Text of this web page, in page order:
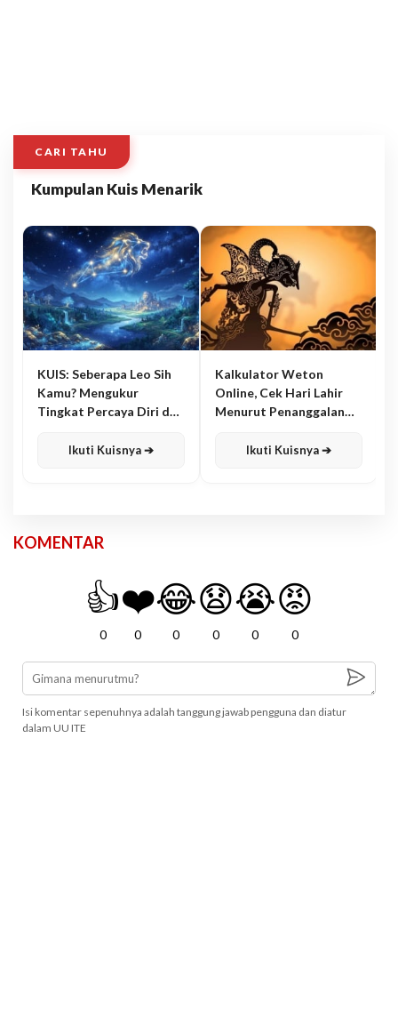
CARI TAHU
Kumpulan Kuis Menarik
KUIS: Seberapa Leo Sih
Kamu? Mengukur
Tingkat Percaya Diri dan
Ikuti Kuisnya ➔
Kalkulator Weton
Online, Cek Hari Lahir
Menurut Penanggalan
Ikuti Kuisnya ➔
KOMENTAR
👍
0
❤️
0
😂
0
😧
0
😭
0
😡
0
Isi komentar sepenuhnya adalah tanggung jawab pengguna dan diatur
dalam UU ITE